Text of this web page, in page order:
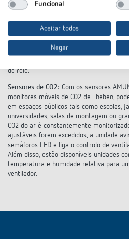
radiante ou radiadores - todos eles
analógicos, ajusta-se o programa diário
através de separadores de ficha ou
de relógio analógicos de Theben
sistemas de aquecimento por chão
de relé.
Sensores de CO2: Com os sensores
monitores móveis de CO2 de Theben,
em espaços públicos tais como escolas,
universidades, salas de montagem ou
CO2 do ar é constantemente
ajustáveis forem excedidos, a unidade
semáforos LED e liga o controlo de
Além disso, estão disponíveis unidades
temperatura e humidade relativa para
ventilador.
Funcional
Aceitar todos
Negar